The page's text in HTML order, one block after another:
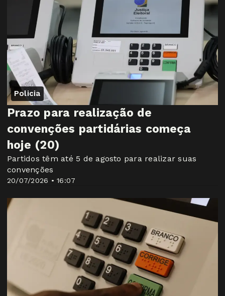
Policia
20/07/2026 • 16:07
Prazo para realização de
convenções partidárias começa
hoje (20)
Partidos têm até 5 de agosto para realizar suas
convenções